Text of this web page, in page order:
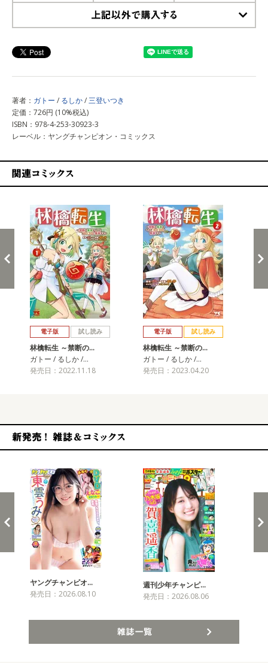
著者： ガトー / るしか/三登いつき
定価：726円 (10%税込)
ISBN：978-4-253-30923-3
レーベル：ヤングチャンピオン・コミックス
電子版 試し読み
林檎転生 ～禁断の…
ガトー / るしか /…
発売日：2022.11.18
電子版 試し読み
林檎転生 ～禁断の…
ガトー / るしか /…
発売日：2023.04.20
ヤングチャンピオ…
発売日：2026.08.10
週刊少年チャンピ…
発売日：2026.08.06